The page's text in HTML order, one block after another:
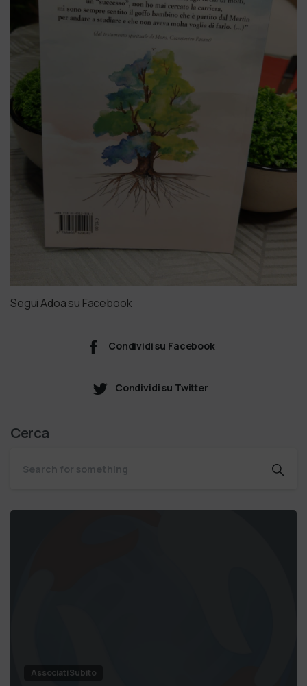
Segui Adoa su Facebook
Condividi su Facebook
Condividi su Twitter
Cerca
Associati Subito